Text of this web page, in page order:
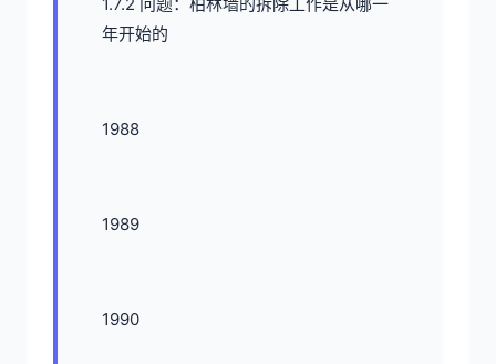
年开始的
1988
1989
1990